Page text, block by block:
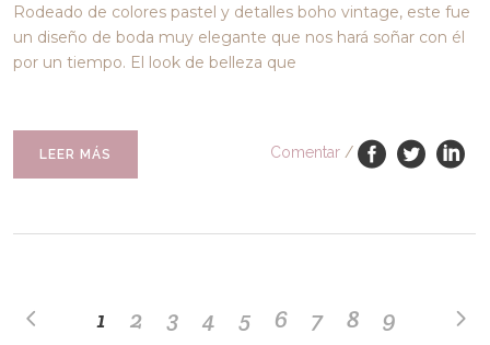
Rodeado de colores pastel y detalles boho vintage, este fue
un diseño de boda muy elegante que nos hará soñar con él
por un tiempo. El look de belleza que
LEER MÁS Comentar /
1 2 3 4 5 6 7 8 9